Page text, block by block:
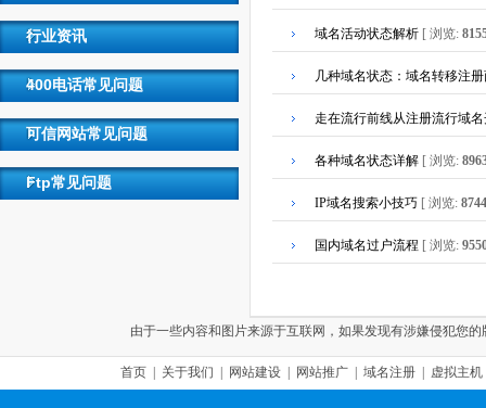
行业资讯
400电话常见问题
可信网站常见问题
Ftp常见问题
域名活动状态解析 [ 浏览:
几种域名状态：域名转移注
走在流行前线从注册流行域
各种域名状态详解 [ 浏览:
IP域名搜索小技巧 [ 浏览:
国内域名过户流程 [ 浏览:
由于一些内容和图片来源于互联网，如果发现有涉嫌侵犯您的
首页 关于我们 网站建设 网站推广 |域名注册 虚拟主机